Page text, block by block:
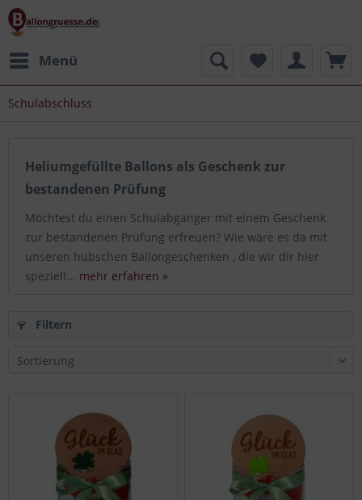
Menü
Schulabschluss
Heliumgefüllte Ballons als Geschenk zur
bestandenen Prüfung
Möchtest du einen Schulabgänger mit einem Geschenk
zur bestandenen Prüfung erfreuen? Wie wäre es da mit
unseren hübschen Ballongeschenken , die wir dir hier
speziell... mehr erfahren »
Filtern